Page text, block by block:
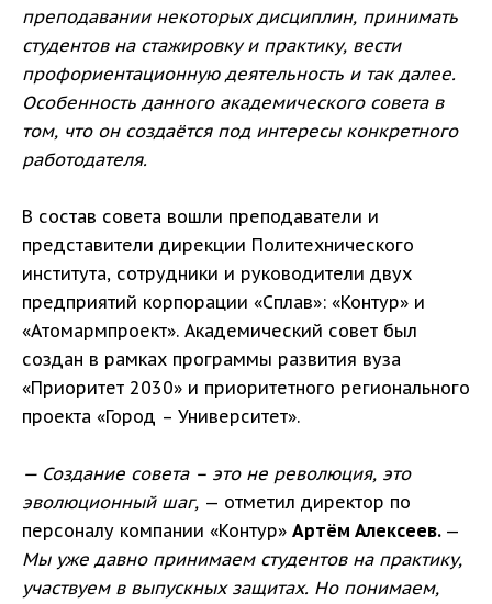
преподавании некоторых дисциплин, принимать
студентов на стажировку и практику, вести
профориентационную деятельность и так далее.
Особенность данного академического совета в
том, что он создаётся под интересы конкретного
работодателя.
В состав совета вошли преподаватели и
представители дирекции Политехнического
института, сотрудники и руководители двух
предприятий корпорации «Сплав»: «Контур» и
«Атомармпроект». Академический совет был
создан в рамках программы развития вуза
«Приоритет 2030» и приоритетного регионального
проекта «Город – Университет».
— Создание совета – это не революция, это
эволюционный шаг, — отметил директор по
персоналу компании «Контур» Артём Алексеев. —
Мы уже давно принимаем студентов на практику,
участвуем в выпускных защитах. Но понимаем,